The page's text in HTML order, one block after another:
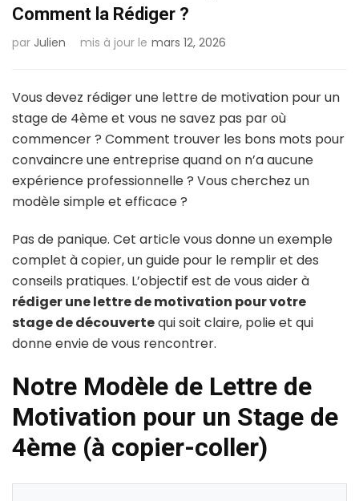
Comment la Rédiger ?
par Julien mis à jour le mars 12, 2026
Vous devez rédiger une lettre de motivation pour un
stage de 4ème et vous ne savez pas par où
commencer ? Comment trouver les bons mots pour
convaincre une entreprise quand on n’a aucune
expérience professionnelle ? Vous cherchez un
modèle simple et efficace ?
Pas de panique. Cet article vous donne un exemple
complet à copier, un guide pour le remplir et des
conseils pratiques. L’objectif est de vous aider à
rédiger une lettre de motivation pour votre
stage de découvertequi soit claire, polie et qui
donne envie de vous rencontrer.
Notre Modèle de Lettre de
Motivation pour un Stage de
4ème (à copier-coller)